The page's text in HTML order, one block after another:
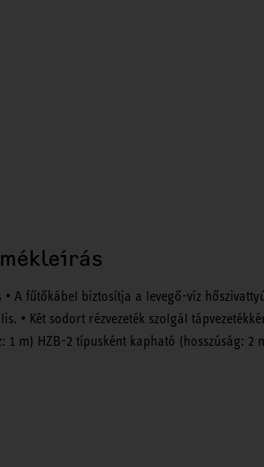
• A fűtőkábel biztosítja a levegő-víz
• Két sodort rézvezeték szolgál
1 m) HZB-2 típusként kapható (hosszúság: 2